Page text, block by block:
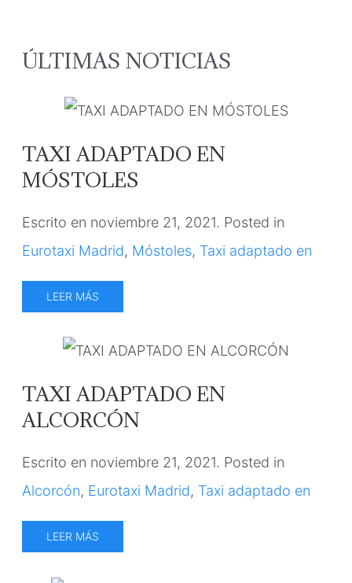
ÚLTIMAS NOTICIAS
TAXI ADAPTADO EN
MÓSTOLES
Escrito en noviembre 21, 2021. Posted in
Eurotaxi Madrid, Móstoles, Taxi adaptado en
LEER MÁS
TAXI ADAPTADO EN
ALCORCÓN
Escrito en noviembre 21, 2021. Posted in
Alcorcón, Eurotaxi Madrid, Taxi adaptado en
LEER MÁS